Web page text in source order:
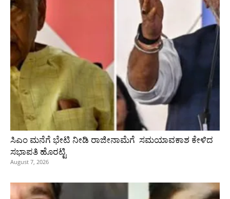
ಸಿಎಂ ಮನೆಗೆ ಭೇಟಿ ನೀಡಿ ರಾಜೀನಾಮೆಗೆ ಸಮಯಾವಕಾಶ ಕೇಳಿದ
ಸಭಾಪತಿ ಹೊರಟ್ಟಿ
August 7, 2026